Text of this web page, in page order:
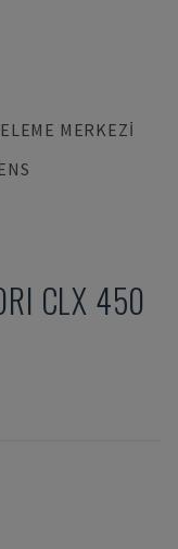
MERKEZI
CLX 450